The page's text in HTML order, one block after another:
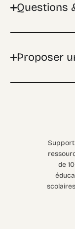
Questions
Proposer
de